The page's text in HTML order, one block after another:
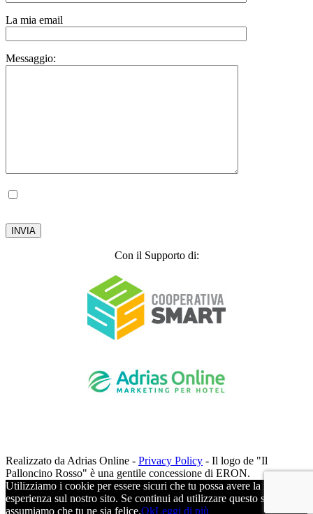
La mia email
Messaggio:
Con il Supporto di:
Realizzato da Adrias Online - Privacy Policy - Il logo de "Il
Palloncino Rosso" è una gentile concessione di ERON.
Utilizziamo i cookie per essere sicuri che tu possa avere la migliore
esperienza sul nostro sito. Se continui ad utilizzare questo sito noi
assumiamo che tu ne sia felice.OkLeggi di più